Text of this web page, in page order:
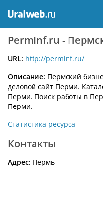
PermInf.ru -
URL: http://perminf.ru/
Описание: Пермский
деловой сайт Перми.
Перми. Поиск работы в
Перми.
Статистика ресурса
Контакты
Адрес: Пермь